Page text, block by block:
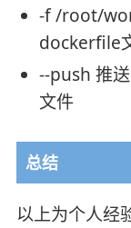
-f /root/
dockerfile
--push 推
文件
总结
以上为个人经